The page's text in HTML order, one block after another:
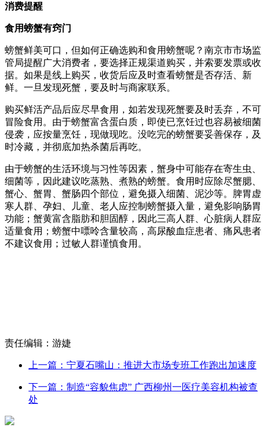
消费提醒
食用螃蟹有窍门
螃蟹鲜美可口，但如何正确选购和食用螃蟹呢？南京市市场监
管局提醒广大消费者，要选择正规渠道购买，并索要发票或收
据。如果是线上购买，收货后应及时查看螃蟹是否存活、新
鲜。一旦发现死蟹，要及时与商家联系。
购买鲜活产品后应尽早食用，如若发现死蟹要及时丢弃，不可
冒险食用。由于螃蟹富含蛋白质，即使已烹饪过也容易被细菌
侵袭，应按量烹饪，现做现吃。没吃完的螃蟹要妥善保存，及
时冷藏，并彻底加热杀菌后再吃。
由于螃蟹的生活环境与习性等因素，蟹身中可能存在寄生虫、
细菌等，因此建议吃蒸熟、煮熟的螃蟹。食用时应除尽蟹腮、
蟹心、蟹胃、蟹肠四个部位，避免摄入细菌、泥沙等。脾胃虚
寒人群、孕妇、儿童、老人应控制螃蟹摄入量，避免影响肠胃
功能；蟹黄富含脂肪和胆固醇，因此三高人群、心脏病人群应
适量食用；螃蟹中嘌呤含量较高，高尿酸血症患者、痛风患者
不建议食用；过敏人群谨慎食用。
责任编辑：游婕
上一篇：宁夏石嘴山：推进大市场专班工作跑出加速度
下一篇：制造“容貌焦虑” 广西柳州一医疗美容机构被查
处